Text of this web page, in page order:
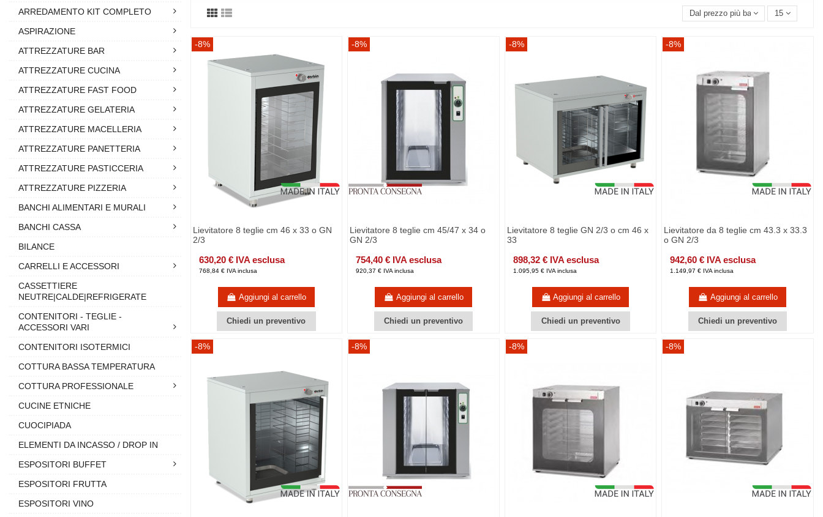
Dal prezzo più basso 15
-8%
Lievitatore 8 teglie cm 46 x 33 o GN
2/3
630,20 € IVA esclusa
768,84 € IVA inclusa
Aggiungi al carrello
Chiedi un preventivo
-8%
Lievitatore 8 teglie cm 45/47 x 34 o
GN 2/3
754,40 € IVA esclusa
920,37 € IVA inclusa
Aggiungi al carrello
Chiedi un preventivo
-8%
Lievitatore 8 teglie GN 2/3 o cm 46 x
33
898,32 € IVA esclusa
1.095,95 € IVA inclusa
Aggiungi al carrello
Chiedi un preventivo
-8%
Lievitatore da 8 teglie cm 43.3 x 33.3
o GN 2/3
942,60 € IVA esclusa
1.149,97 € IVA inclusa
Aggiungi al carrello
Chiedi un preventivo
-8% -8% -8% -8%
ARREDAMENTO KIT COMPLETO
ASPIRAZIONE
ATTREZZATURE BAR
ATTREZZATURE CUCINA
ATTREZZATURE FAST FOOD
ATTREZZATURE GELATERIA
ATTREZZATURE MACELLERIA
ATTREZZATURE PANETTERIA
ATTREZZATURE PASTICCERIA
ATTREZZATURE PIZZERIA
BANCHI ALIMENTARI E MURALI
BANCHI CASSA
BILANCE
CARRELLI E ACCESSORI
CASSETTIERE
NEUTRE|CALDE|REFRIGERATE
CONTENITORI - TEGLIE -
ACCESSORI VARI
CONTENITORI ISOTERMICI
COTTURA BASSA TEMPERATURA
COTTURA PROFESSIONALE
CUCINE ETNICHE
CUOCIPIADA
ELEMENTI DA INCASSO / DROP IN
ESPOSITORI BUFFET
ESPOSITORI FRUTTA
ESPOSITORI VINO